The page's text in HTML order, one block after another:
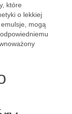
które
o lekkiej
mogą